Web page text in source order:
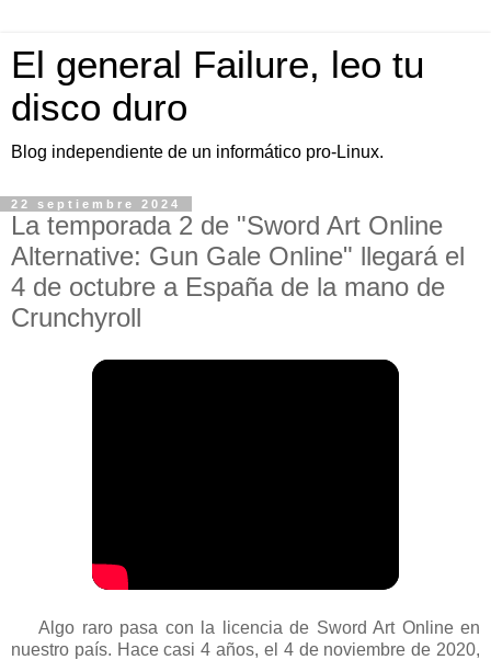
El general Failure, leo tu
disco duro
Blog independiente de un informático pro-Linux.
22 septiembre 2024
La temporada 2 de "Sword Art Online
Alternative: Gun Gale Online" llegará el
4 de octubre a España de la mano de
Crunchyroll
Algo raro pasa con la licencia de Sword Art Online en
nuestro país. Hace casi 4 años, el 4 de noviembre de 2020,